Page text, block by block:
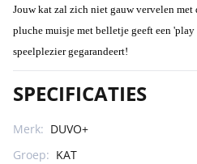
Jouw kat zal zich niet gauw vervelen
pluche muisje met belletje geeft een
speelplezier gegarandeert!
SPECIFICATIES
Merk: DUVO+
Groep: KAT